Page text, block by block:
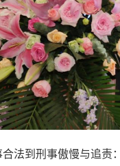
法到刑事傲慢与追责